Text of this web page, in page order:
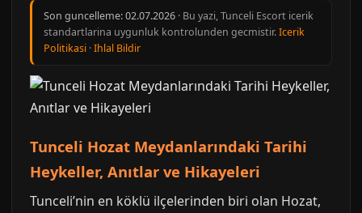
Son guncelleme:02.07.2026 · Bu yazi, Tunceli Escort icerik
standartlarina uygunluk kontrolunden gecmistir.Icerik
Politikasi ·Ihlal Bildir
Tunceli Hozat Meydanlarındaki Tarihi
Heykeller, Anıtlar ve Hikayeleri
Tunceli’nin en köklü ilçelerinden biri olan Hozat,